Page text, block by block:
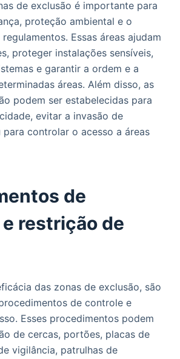
de exclusão é importante para
proteção ambiental e o
Essas áreas ajudam
proteger instalações sensíveis,
e garantir a ordem e a
áreas. Além disso, as
podem ser estabelecidas para
evitar a invasão de
controlar o acesso a áreas
de
restrição de
das zonas de exclusão, são
de controle e
Esses procedimentos podem
de cercas, portões, placas de
vigilância, patrulhas de